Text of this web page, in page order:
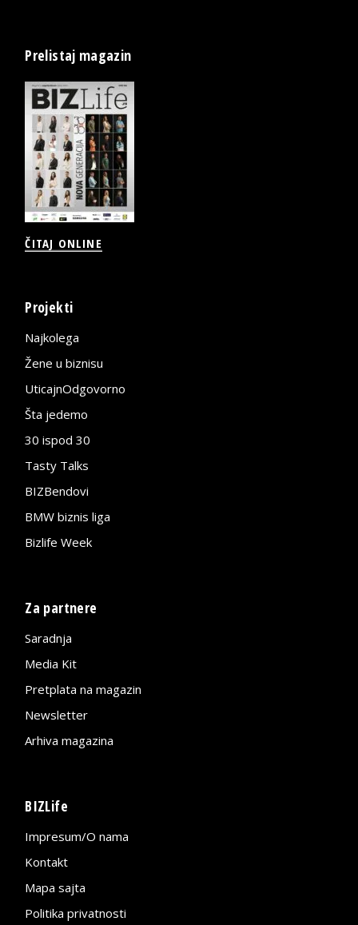
Prelistaj magazin
ČITAJ ONLINE
Projekti
Najkolega
Žene u biznisu
UticajnOdgovorno
Šta jedemo
30 ispod 30
Tasty Talks
BIZBendovi
BMW biznis liga
Bizlife Week
Za partnere
Saradnja
Media Kit
Pretplata na magazin
Newsletter
Arhiva magazina
BIZLife
Impresum/O nama
Kontakt
Mapa sajta
Politika privatnosti